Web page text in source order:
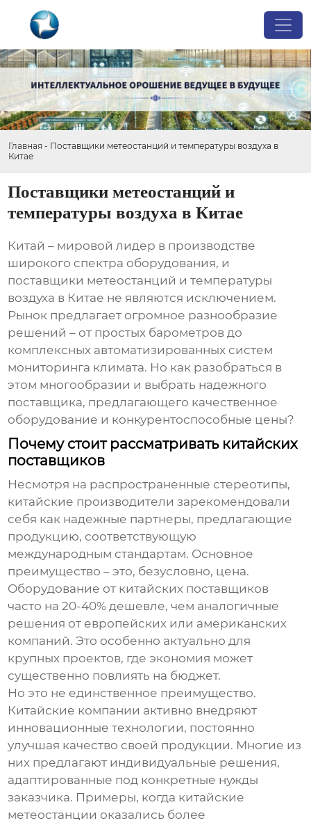
Главная - Поставщики метеостанций и температуры воздуха в
Китае
Поставщики метеостанций и
температуры воздуха в Китае
Китай – мировой лидер в производстве
широкого спектра оборудования, и
поставщики метеостанций и температуры
воздуха в Китае не являются исключением.
Рынок предлагает огромное разнообразие
решений – от простых барометров до
комплексных автоматизированных систем
мониторинга климата. Но как разобраться в
этом многообразии и выбрать надежного
поставщика, предлагающего качественное
оборудование и конкурентоспособные цены?
Почему стоит рассматривать китайских
поставщиков
Несмотря на распространенные стереотипы,
китайские производители зарекомендовали
себя как надежные партнеры, предлагающие
продукцию, соответствующую
международным стандартам. Основное
преимущество – это, безусловно, цена.
Оборудование от китайских поставщиков
часто на 20-40% дешевле, чем аналогичные
решения от европейских или американских
компаний. Это особенно актуально для
крупных проектов, где экономия может
существенно повлиять на бюджет.
Но это не единственное преимущество.
Китайские компании активно внедряют
инновационные технологии, постоянно
улучшая качество своей продукции. Многие из
них предлагают индивидуальные решения,
адаптированные под конкретные нужды
заказчика. Примеры, когда китайские
метеостанции оказались более